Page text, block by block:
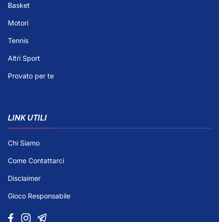
Basket
Motori
Tennis
Altri Sport
Provato per te
LINK UTILI
Chi Siamo
Come Contattarci
Disclaimer
Gioco Responsabile